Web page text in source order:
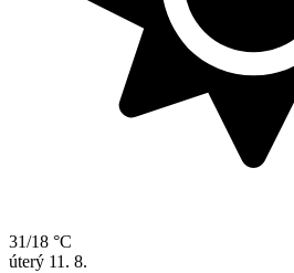
31/18 °C
úterý 11. 8.